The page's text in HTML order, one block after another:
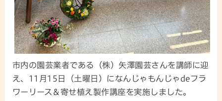
市内の園芸業者である（株）矢澤園芸さんを講師に迎
え、11月15日（土曜日）になんじゃもんじゃdeフラ
ワーリース＆寄せ植え製作講座を実施しました。